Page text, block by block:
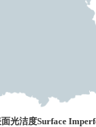
光洁度Surface